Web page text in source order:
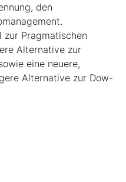
den
zur Pragmatischen
Alternative zur
eine neuere,
Alternative zur Dow-